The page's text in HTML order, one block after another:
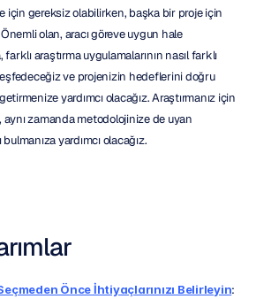
için gereksiz olabilirken, başka bir proje için
olan, aracı göreve uygun hale
araştırma uygulamalarının nasıl farklı
ve projenizin hedeflerini doğru
yardımcı olacağız. Araştırmanız için
zamanda metodolojinize de uyan
yardımcı olacağız.
Önce İhtiyaçlarınızı Belirleyin: